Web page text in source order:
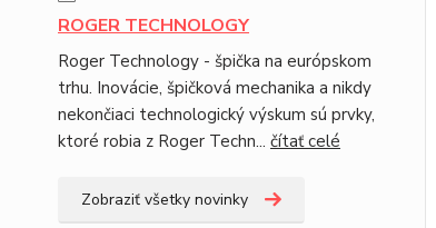
ROGER TECHNOLOGY
Roger Technology - špička na európskom
trhu. Inovácie, špičková mechanika a nikdy
nekončiaci technologický výskum sú prvky,
ktoré robia z Roger Techn... čítať celé
Zobraziť všetky novinky